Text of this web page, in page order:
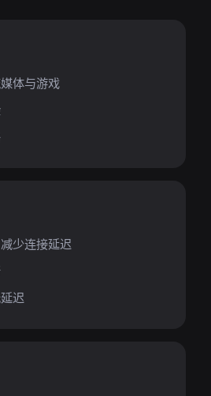
体与游戏
少连接延迟
迟